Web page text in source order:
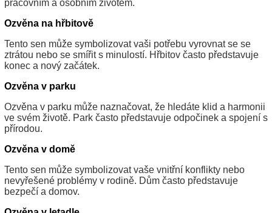
pracovním a osobním životem.
Ozvěna na hřbitově
Tento sen může symbolizovat vaši potřebu vyrovnat se se
ztrátou nebo se smířit s minulostí. Hřbitov často představuje
konec a nový začátek.
Ozvěna v parku
Ozvěna v parku může naznačovat, že hledáte klid a harmonii
ve svém životě. Park často představuje odpočinek a spojení s
přírodou.
Ozvěna v domě
Tento sen může symbolizovat vaše vnitřní konflikty nebo
nevyřešené problémy v rodině. Dům často představuje
bezpečí a domov.